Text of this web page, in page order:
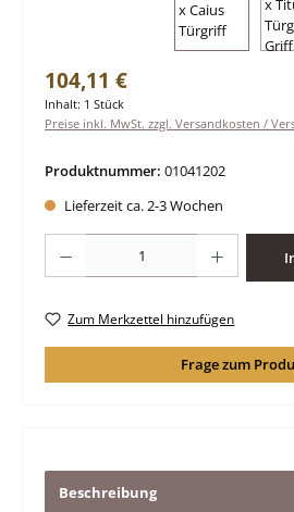
Regulärer Preis:
104,11 €
Inhalt: 1 Stück
Preise inkl. MwSt. zzgl. Versandkosten /
Produktnummer: 01041202
Lieferzeit ca. 2-3 Wochen
Zum Merkzettel hinzufügen
Frage zum
Beschreibung